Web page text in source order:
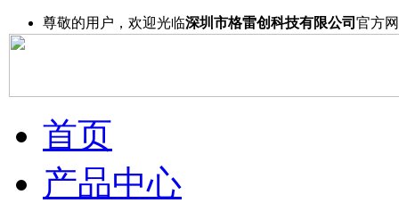
尊敬的用户，欢迎光临深圳市格雷创科技有限公司 官方
首页
产品中心